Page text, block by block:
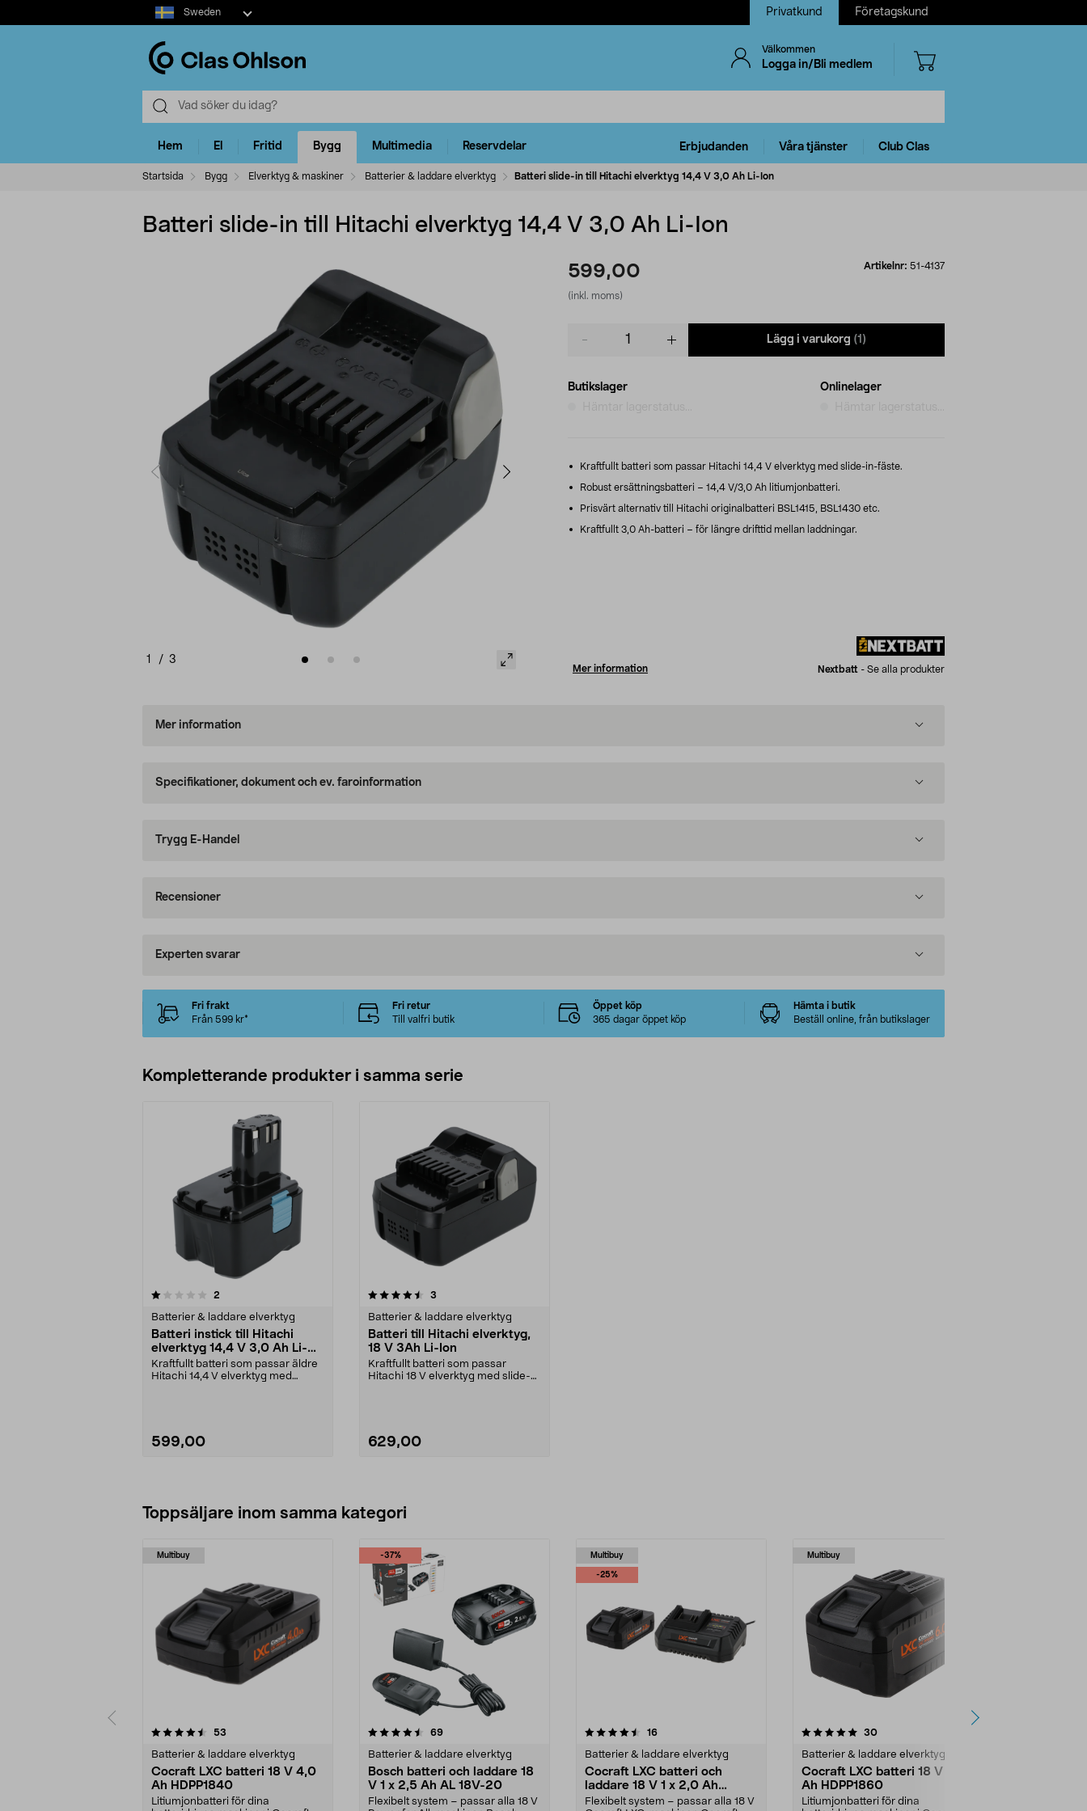
Select
market
Sweden Privatkund Företagskund
Välkommen
Logga in/Bli medlem
Hem El Fritid Bygg Multimedia Reservdelar Erbjudanden Våra tjänster Club Clas
Startsida Bygg Elverktyg & maskiner Batterier & laddare elverktyg Batteri slide-in till Hitachi elverktyg 14,4 V 3,0 Ah Li-Ion
Batteri slide-in till Hitachi elverktyg 14,4 V 3,0 Ah Li-Ion
1 / 3
599,00
(inkl. moms)
Artikelnr: 51-4137
Lägg i varukorg (1)
Butikslager
Onlinelager
Kraftfullt batteri som passar Hitachi 14,4 V elverktyg med slide-in-fäste.
Robust ersättningsbatteri – 14,4 V/3,0 Ah litiumjonbatteri.
Prisvärt alternativ till Hitachi originalbatteri BSL1415, BSL1430 etc.
Kraftfullt 3,0 Ah-batteri – för längre drifttid mellan laddningar.
Mer information Nextbatt - Se alla produkter
Mer information
Specifikationer, dokument och ev. faroinformation
Trygg E-Handel
Recensioner
Experten svarar
Fri frakt
Från 599 kr*
Fri retur
Till valfri butik
Öppet köp
365 dagar öppet köp
Hämta i butik
Beställ online, från butikslager
Kompletterande produkter i samma serie
2
Batterier & laddare elverktyg
Batteri instick till Hitachi
elverktyg 14,4 V 3,0 Ah Li-
Ion
Kraftfullt batteri som passar äldre
Hitachi 14,4 V elverktyg med
599,00
4.5av 5 stjärnor 3
Batterier & laddare elverktyg
Batteri till Hitachi elverktyg,
18 V 3Ah Li-Ion
Kraftfullt batteri som passar
Hitachi 18 V elverktyg med slide-
629,00
Toppsäljare inom samma kategori
Multibuy
53
Batterier & laddare elverktyg
Cocraft LXC batteri 18 V 4,0
Ah HDPP1840
Litiumjonbatteri för dina
-37%
4.5 av 5 stjärnor 69recensioner
Batterier & laddare elverktyg
Bosch batteri och laddare 18
V 1 x 2,5 Ah AL 18V-20
Flexibelt system – passar alla 18 V
Multibuy
-25%
4.5 av 5 stjärnor 16recensioner
Batterier & laddare elverktyg
Cocraft LXC batteri och
laddare 18 V 1 x 2,0 Ah
CBS42
Flexibelt system – passar alla 18 V
Multibuy
5.0 av 5 stjärnor 30recensioner
Batterier & laddare elverktyg
Cocraft LXC batteri 18 V 6,0
Ah HDPP1860
Litiumjonbatteri för dina
4.5 av 5 stjärnor